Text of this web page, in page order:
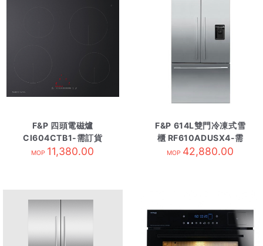
F&P 四頭電磁爐
CI604CTB1-需訂貨
MOP 11,380.00
F&P 614L雙門冷凍式雪
櫃 RF610ADUSX4-需
訂貨
MOP 42,880.00